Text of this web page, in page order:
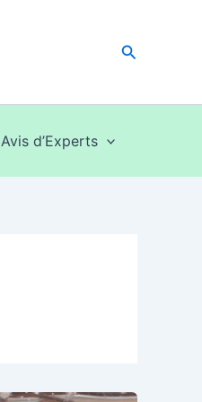
Avis d’Experts